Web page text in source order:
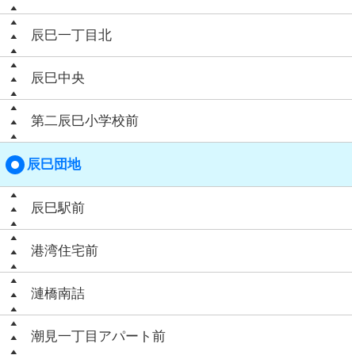
辰巳一丁目北
辰巳中央
第二辰巳小学校前
辰巳団地
辰巳駅前
港湾住宅前
漣橋南詰
潮見一丁目アパート前